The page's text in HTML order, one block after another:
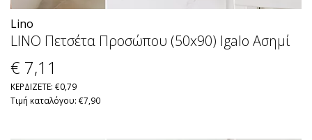
Lino
LINO Πετσέτα Προσώπου (50x90) Igalo Ασημί
€ 7,11
ΚΕΡΔΙΖΕΤΕ: €0,79
Τιμή καταλόγου: €7,90